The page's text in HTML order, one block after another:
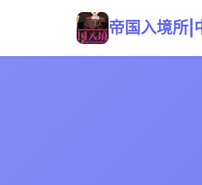
帝国入境所|